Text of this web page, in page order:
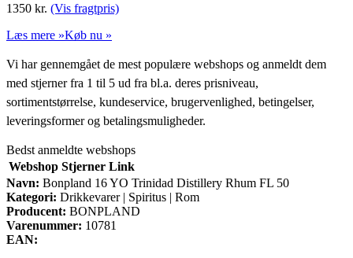
1350 kr. (Vis fragtpris)
Læs mere »Køb nu »
Vi har gennemgået de mest populære webshops og anmeldt dem
med stjerner fra 1 til 5 ud fra bl.a. deres prisniveau,
sortimentstørrelse, kundeservice, brugervenlighed, betingelser,
leveringsformer og betalingsmuligheder.
Bedst anmeldte webshops
Webshop Stjerner Link
Navn: Bonpland 16 YO Trinidad Distillery Rhum FL 50
Kategori: Drikkevarer | Spiritus | Rom
Producent: BONPLAND
Varenummer: 10781
EAN: